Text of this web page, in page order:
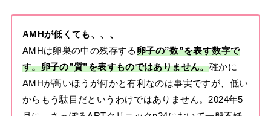
AMHが低くても、、、
AMHは卵巣の中の残存する卵子の”数”を表す数字で
す。卵子の”質”を表すものではありません。確かに
AMHが高いほうが何かと有利なのは事実ですが、低い
からもう駄目だというわけではありません。2024年5